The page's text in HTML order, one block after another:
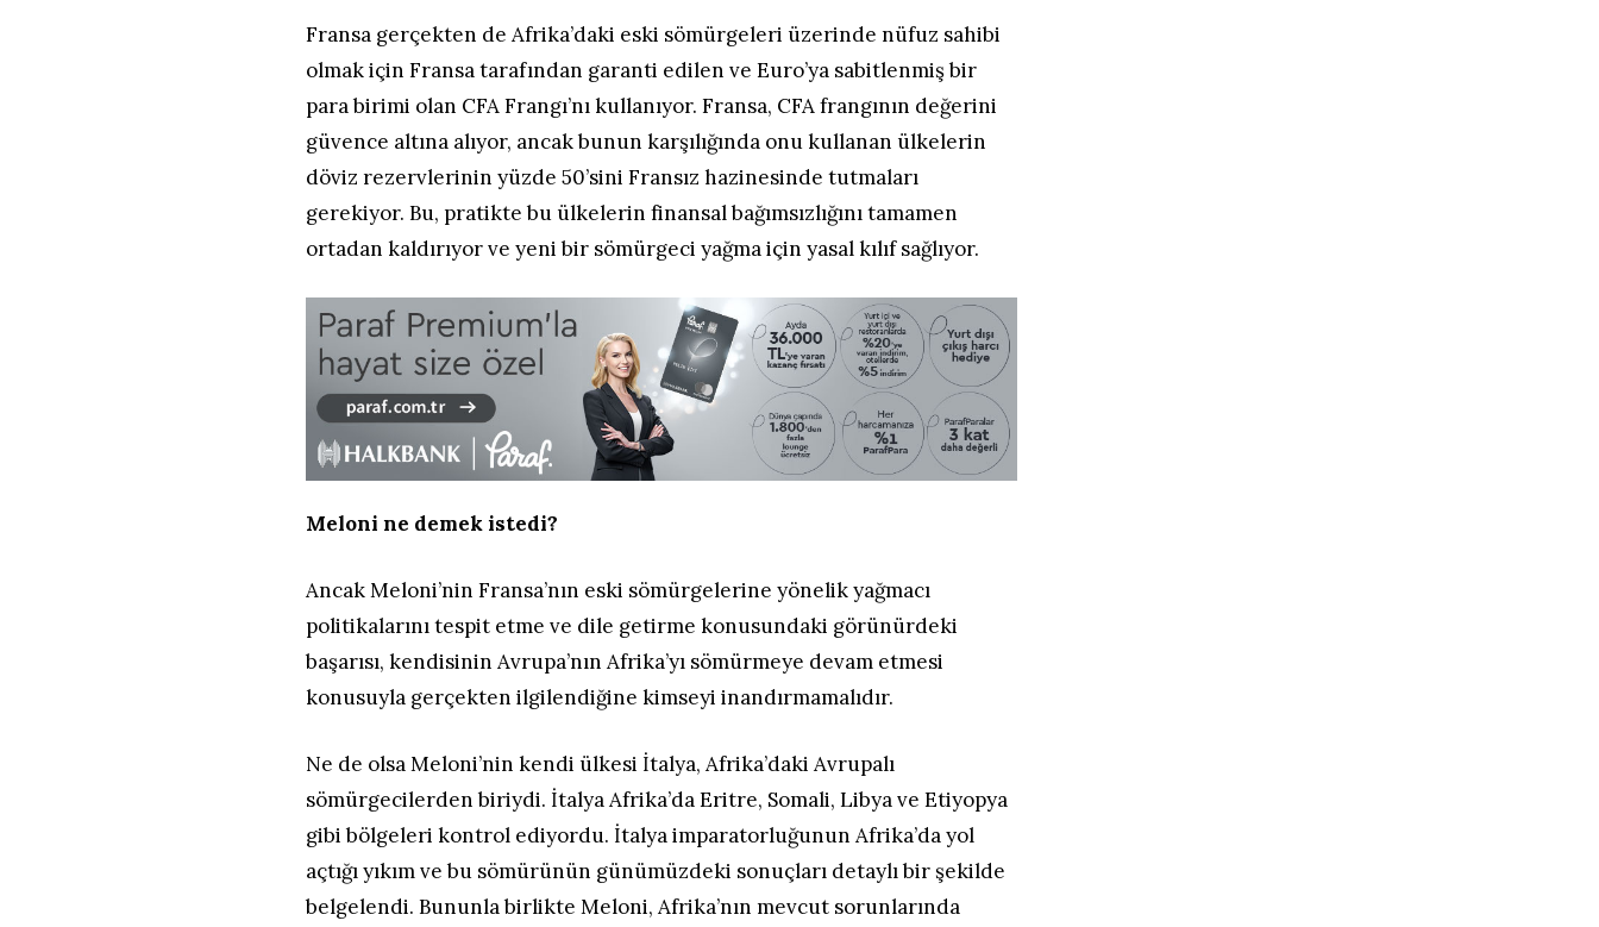
Fransa gerçekten de Afrika’daki eski sömürgeleri üzerinde nüfuz sahibi
olmak için Fransa tarafından garanti edilen ve Euro’ya sabitlenmiş bir
para birimi olan CFA Frangı’nı kullanıyor. Fransa, CFA frangının değerini
güvence altına alıyor, ancak bunun karşılığında onu kullanan ülkelerin
döviz rezervlerinin yüzde 50’sini Fransız hazinesinde tutmaları
gerekiyor. Bu, pratikte bu ülkelerin finansal bağımsızlığını tamamen
ortadan kaldırıyor ve yeni bir sömürgeci yağma için yasal kılıf sağlıyor.
Meloni ne demek istedi?
Ancak Meloni’nin Fransa’nın eski sömürgelerine yönelik yağmacı
politikalarını tespit etme ve dile getirme konusundaki görünürdeki
başarısı, kendisinin Avrupa’nın Afrika’yı sömürmeye devam etmesi
konusuyla gerçekten ilgilendiğine kimseyi inandırmamalıdır.
Ne de olsa Meloni’nin kendi ülkesi İtalya, Afrika’daki Avrupalı
sömürgecilerden biriydi. İtalya Afrika’da Eritre, Somali, Libya ve Etiyopya
gibi bölgeleri kontrol ediyordu. İtalya imparatorluğunun Afrika’da yol
açtığı yıkım ve bu sömürünün günümüzdeki sonuçları detaylı bir şekilde
belgelendi. Bununla birlikte Meloni, Afrika’nın mevcut sorunlarında